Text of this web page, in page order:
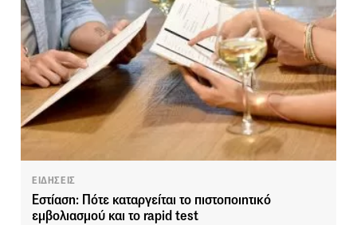
ΕΙΔΗΣΕΙΣ
Εστίαση: Πότε καταργείται το πιστοποιητικό
εμβολιασμού και το rapid test